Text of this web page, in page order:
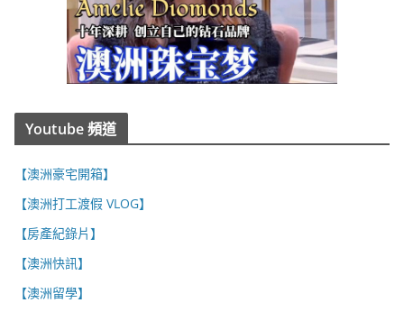
Youtube 頻道
【澳洲豪宅開箱】
【澳洲打工渡假 VLOG】
【房產紀錄片】
【澳洲快訊】
【澳洲留學】